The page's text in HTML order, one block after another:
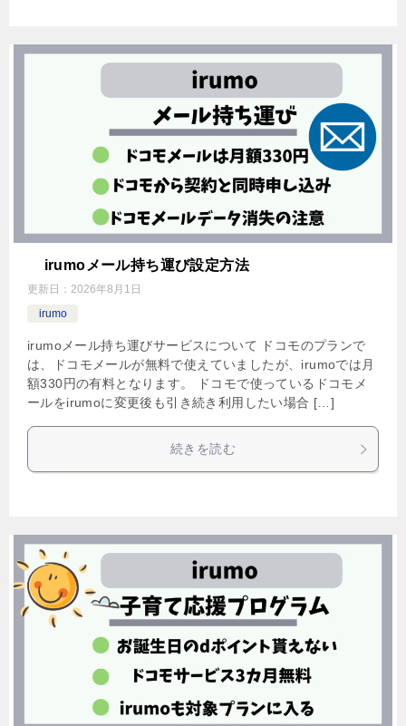
irumoメール持ち運び設定方法
更新日： 2026年8月1日
irumo
irumoメール持ち運びサービスについて ドコモのプランで
は、ドコモメールが無料で使えていましたが、irumoでは月
額330円の有料となります。 ドコモで使っているドコモメ
ールをirumoに変更後も引き続き利用したい場合 […]
続きを読む